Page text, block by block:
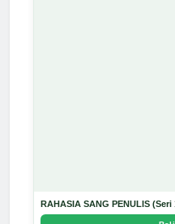
RAHASIA SANG PENULIS